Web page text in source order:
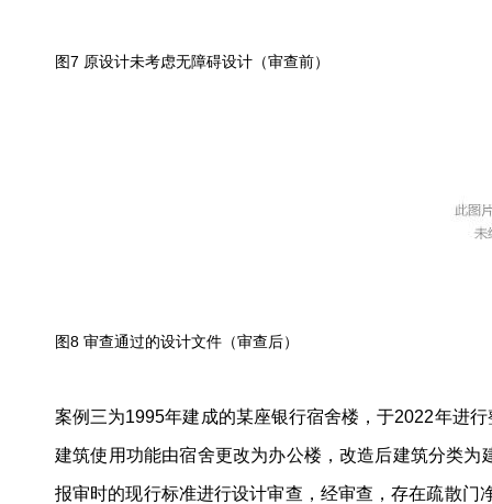
图7 原设计未考虑无障碍设计（审查前）
图8 审查通过的设计文件（审查后）
案例三为1995年建成的某座银行宿舍楼，于2022年进
建筑使用功能由宿舍更改为办公楼，改造后建筑分类
报审时的现行标准进行设计审查，经审查，存在疏散